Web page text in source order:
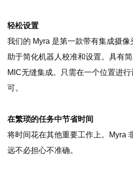
轻松设置
我们的 Myra 是第一款带有集成摄
助于简化机器人校准和设置。具有
MIC无缝集成。只需在一个位置进
可。
在繁琐的任务中节省时间
将时间花在其他重要工作上。Myra
远不必担心不准确。